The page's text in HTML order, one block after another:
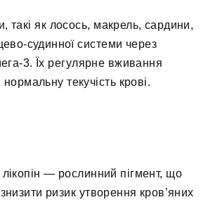
такі як лосось, макрель, сардини,
судинної системи через
3. Їх регулярне вживання
текучість крові.
— рослинний пігмент, що
ризик утворення кров’яних